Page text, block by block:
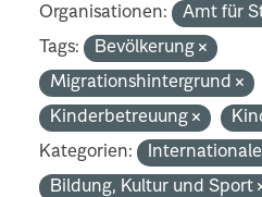
Organisationen:
Amt für
Tags:
Bevölkerung
Migrationshintergrund
Kinderbetreuung
Kategorien:
Bildung, Kultur und Sport